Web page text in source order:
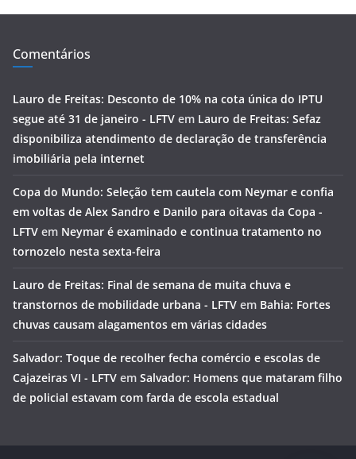
Comentários
Lauro de Freitas: Desconto de 10% na cota única do IPTU
segue até 31 de janeiro - LFTV em Lauro de Freitas: Sefaz
disponibiliza atendimento de declaração de transferência
imobiliária pela internet
Copa do Mundo: Seleção tem cautela com Neymar e confia
em voltas de Alex Sandro e Danilo para oitavas da Copa -
LFTV em Neymar é examinado e continua tratamento no
tornozelo nesta sexta-feira
Lauro de Freitas: Final de semana de muita chuva e
transtornos de mobilidade urbana - LFTV em Bahia: Fortes
chuvas causam alagamentos em várias cidades
Salvador: Toque de recolher fecha comércio e escolas de
Cajazeiras VI - LFTV em Salvador: Homens que mataram filho
de policial estavam com farda de escola estadual